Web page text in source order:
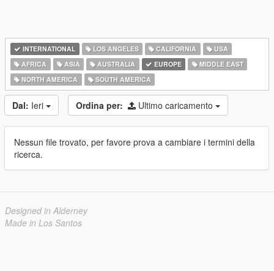
INTERNATIONAL LOS ANGELES CALIFORNIA
USA
AFRICA
ASIA AUSTRALIA EUROPE
MIDDLE EAST
NORTH AMERICA
SOUTH AMERICA
Dal: Ieri Ordina per: Ultimo caricamento
Nessun file trovato, per favore prova a cambiare i termini della
ricerca.
Designed in Alderney
Made in Los Santos